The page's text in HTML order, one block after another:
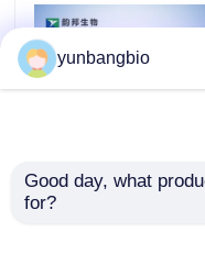
Ειδήσεις
βιολογικοί
3- ((1-Νάφθιο ελαιο)
yunbangbio
Good day, what
for?